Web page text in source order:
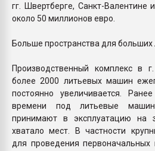
гг. Швертберге, Санкт-Валентине
около 50 миллионов евро.
Больше пространства для
Производственный комплекс в
более 2000 литьевых машин
постоянно увеличивается.
времени под литьевые
принимают в эксплуатацию на
хватало мест. В частности
для проведения первоначальных